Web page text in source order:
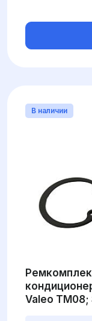
В наличии
Valeo TM08;